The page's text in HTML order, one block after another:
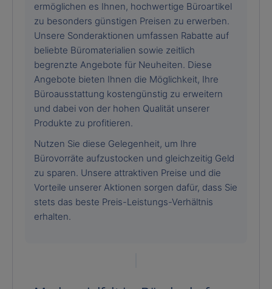
ermöglichen es Ihnen, hochwertige Büroartikel
zu besonders günstigen Preisen zu erwerben.
Unsere Sonderaktionen umfassen Rabatte auf
beliebte Büromaterialien sowie zeitlich
begrenzte Angebote für Neuheiten. Diese
Angebote bieten Ihnen die Möglichkeit, Ihre
Büroausstattung kostengünstig zu erweitern
und dabei von der hohen Qualität unserer
Produkte zu profitieren.
Nutzen Sie diese Gelegenheit, um Ihre
Bürovorräte aufzustocken und gleichzeitig Geld
zu sparen. Unsere attraktiven Preise und die
Vorteile unserer Aktionen sorgen dafür, dass Sie
stets das beste Preis-Leistungs-Verhältnis
erhalten.